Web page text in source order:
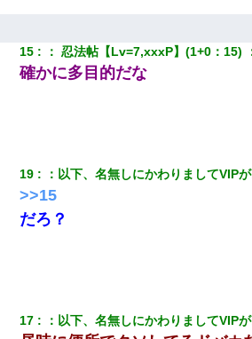
高1のとき男に襲われ、不妊の叔母に頼ま
養子縁組してアメリカに子供を連れ帰っ
驚愕…
15 ： 忍法帖【Lv=7,xxxP】(1+0：15)
確かに多目的だな
19 ： 以下、名無しにかわりましてVIP
>>15
だろ？
17 ： 以下、名無しにかわりましてVIP